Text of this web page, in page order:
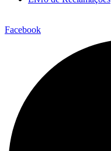
Facebook